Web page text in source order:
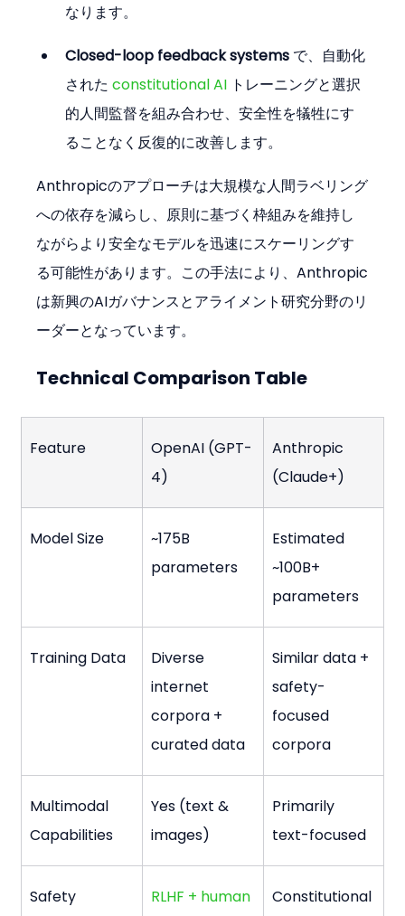
なります。
Closed-loop feedback systems で、自動化
された constitutional AI トレーニングと選択
的人間監督を組み合わせ、安全性を犠牲にす
ることなく反復的に改善します。
Anthropicのアプローチは大規模な人間ラベリング
への依存を減らし、原則に基づく枠組みを維持し
ながらより安全なモデルを迅速にスケーリングす
る可能性があります。この手法により、Anthropic
は新興のAIガバナンスとアライメント研究分野のリ
ーダーとなっています。
Technical Comparison Table
Feature
OpenAI (GPT-
4)
Anthropic
(Claude+)
Model Size
~175B
parameters
Estimated
~100B+
parameters
Training Data
Diverse
internet
corpora +
curated data
Similar data +
safety-
focused
corpora
Multimodal
Capabilities
Yes (text &
images)
Primarily
text-focused
Safety
RLHF + human
Constitutional